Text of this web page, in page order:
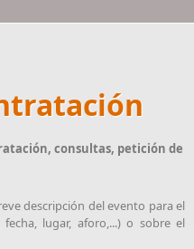
consultas, petición de
descripción del evento para el
lugar, aforo,...) o sobre el